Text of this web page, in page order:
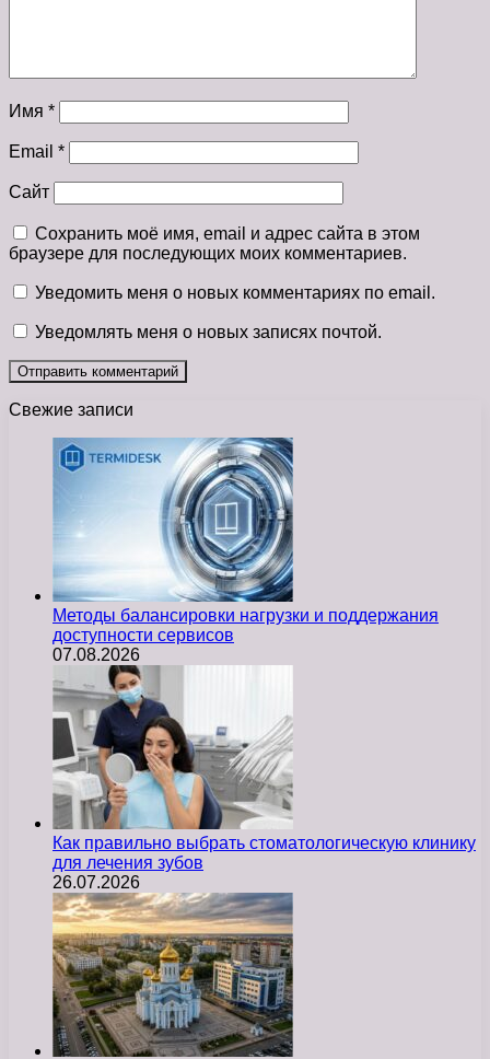
Имя *
Email *
Сайт
Сохранить моё имя, email и адрес сайта в этом
браузере для последующих моих комментариев.
Уведомить меня о новых комментариях по email.
Уведомлять меня о новых записях почтой.
Свежие записи
Методы балансировки нагрузки и поддержания
доступности сервисов
07.08.2026
Как правильно выбрать стоматологическую клинику
для лечения зубов
26.07.2026